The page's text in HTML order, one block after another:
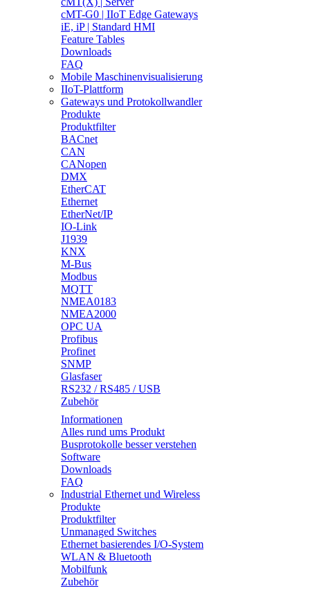
cMT-G0 | IIoT Edge Gateways
iE, iP | Standard HMI
Feature Tables
Downloads
FAQ
Mobile Maschinenvisualisierung
IIoT-Plattform
Gateways und Protokollwandler
Produkte
Produktfilter
BACnet
CAN
CANopen
DMX
EtherCAT
Ethernet
EtherNet/IP
IO-Link
J1939
KNX
M-Bus
Modbus
MQTT
NMEA0183
NMEA2000
OPC UA
Profibus
Profinet
SNMP
Glasfaser
RS232 / RS485 / USB
Zubehör
Informationen
Alles rund ums Produkt
Busprotokolle besser verstehen
Software
Downloads
FAQ
Industrial Ethernet und Wireless
Produkte
Produktfilter
Unmanaged Switches
Ethernet basierendes I/O-System
WLAN & Bluetooth
Mobilfunk
Zubehör